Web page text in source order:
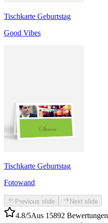
Tischkarte Geburtstag
Good Vibes
Tischkarte Geburtstag
Fotowand
Previous slide Next slide
4.8/5Aus 15892 Bewertungen